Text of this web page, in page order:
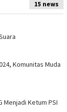
15 news
Komunitas Muda
Menjadi Ketum PSI